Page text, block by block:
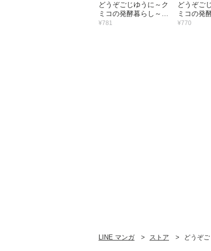
どうぞごじゆうに～ク
ミコの発酵暮らし～
【電子単行本】
¥781
どうぞご
ミコの発
【電子単
¥770
LINE マンガ ストア どうぞ